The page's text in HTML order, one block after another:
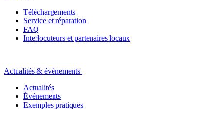
Téléchargements
Service et réparation
FAQ
Interlocuteurs et partenaires locaux
Actualités & événements
Actualités
Événements
Exemples pratiques